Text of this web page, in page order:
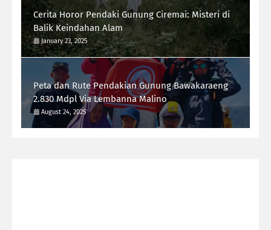
Cerita Horor Pendaki Gunung Ciremai: Misteri di
Balik Keindahan Alam
January 23, 2025
Peta dan Rute Pendakian Gunung Bawakaraeng
2.830 Mdpl Via Lembanna Malino
August 24, 2025